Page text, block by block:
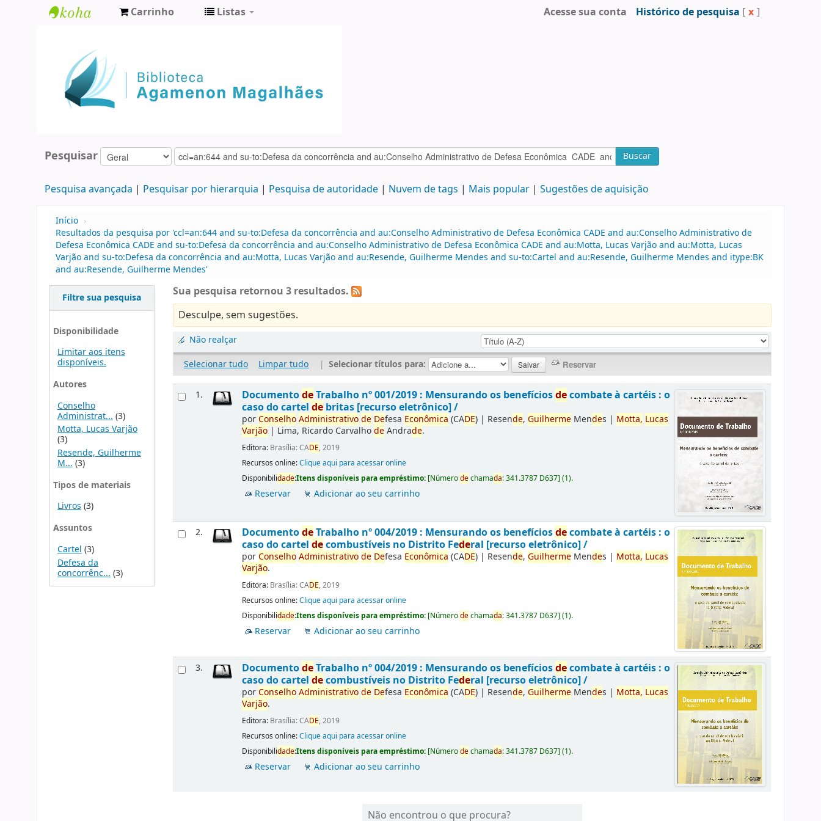
Agamenon
Magalhães
Carrinho Listas Acesse sua conta Histórico de pesquisa [ x ]
Pesquisar Buscar
Pesquisa avançada Pesquisar por hierarquia Pesquisa de autoridade Nuvem de tags Mais popular Sugestões de aquisição
Início ›
Resultados da pesquisa por 'ccl=an:644 and su-to:Defesa da concorrência and au:Conselho Administrativo de Defesa Econômica CADE and au:Conselho Administrativo de
Defesa Econômica CADE and su-to:Defesa da concorrência and au:Conselho Administrativo de Defesa Econômica CADE and au:Motta, Lucas Varjão and au:Motta, Lucas
Varjão and su-to:Defesa da concorrência and au:Motta, Lucas Varjão and au:Resende, Guilherme Mendes and su-to:Cartel and au:Resende, Guilherme Mendes and itype:BK
and au:Resende, Guilherme Mendes'
Filtre sua pesquisa
Disponibilidade
Limitar aos itens
disponíveis.
Autores
Conselho
Administrat... (3)
Motta, Lucas Varjão
(3)
Resende, Guilherme
M... (3)
Tipos de materiais
Livros(3)
Assuntos
Cartel (3)
Defesa da
concorrênc... (3)
Sua pesquisa retornou 3 resultados.
Desculpe, sem sugestões.
Não realçar
Selecionar tudo
Limpar tudo | Selecionar títulos para:
1. DocumentodeTrabalho nº 001/2019 : Mensurando os benefíciosdecombate à cartéis : o
caso do cartelde britas [recurso eletrônico] /
porConselhoAdministrativode Defesa Econômica (CADE) | Resende,Guilherme Mendes | Motta, Lucas
Varjão | Lima, Ricardo CarvalhodeAndrade.
Editora: Brasília: CADE, 2019
Recursos online:Clique aqui para acessar online
Disponibilidade:Itens disponíveis para empréstimo: [Númerodechamada:341.3787 D637](1).
Reservar Adicionar ao seu carrinho
2. DocumentodeTrabalho nº 004/2019 : Mensurando os benefíciosdecombate à cartéis : o
caso do carteldecombustíveis no Distrito Federal [recurso eletrônico] /
porConselhoAdministrativode Defesa Econômica (CADE) | Resende,Guilherme Mendes | Motta, Lucas
Varjão.
Editora: Brasília: CADE, 2019
Recursos online:Clique aqui para acessar online
Disponibilidade:Itens disponíveis para empréstimo: [Númerodechamada:341.3787 D637](1).
Reservar Adicionar ao seu carrinho
3. DocumentodeTrabalho nº 004/2019 : Mensurando os benefíciosdecombate à cartéis : o
caso do carteldecombustíveis no Distrito Federal [recurso eletrônico] /
porConselhoAdministrativode Defesa Econômica (CADE) | Resende,Guilherme Mendes | Motta, Lucas
Varjão.
Editora: Brasília: CADE, 2019
Recursos online:Clique aqui para acessar online
Disponibilidade:Itens disponíveis para empréstimo: [Númerodechamada:341.3787 D637](1).
Reservar Adicionar ao seu carrinho
Não encontrou o que procura?